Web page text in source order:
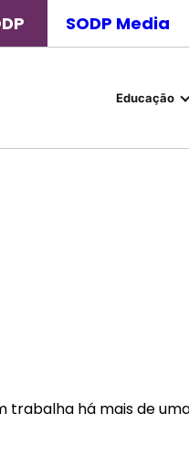
SODP Media
Educação
trabalha há mais de